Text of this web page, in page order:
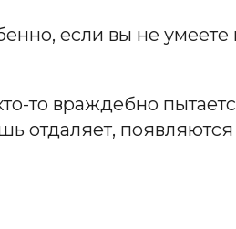
если вы не умеете
то враждебно
отдаляет,